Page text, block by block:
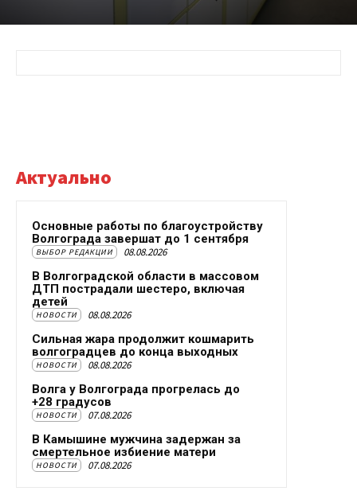
Актуально
Основные работы по благоустройству
Волгограда завершат до 1 сентября
ВЫБОР РЕДАКЦИИ 08.08.2026
В Волгоградской области в массовом
ДТП пострадали шестеро, включая
детей
НОВОСТИ 08.08.2026
Сильная жара продолжит кошмарить
волгоградцев до конца выходных
НОВОСТИ 08.08.2026
Волга у Волгограда прогрелась до
+28 градусов
НОВОСТИ 07.08.2026
В Камышине мужчина задержан за
смертельное избиение матери
НОВОСТИ 07.08.2026